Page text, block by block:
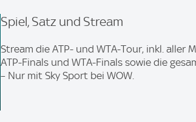
Spiel, Satz und Stream
Stream die ATP- und WTA-Tour, inkl. aller
ATP-Finals und WTA-Finals sowie die
– Nur mit Sky Sport bei WOW.